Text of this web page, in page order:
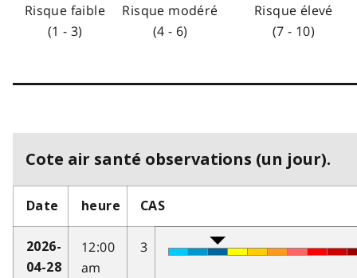
Risque faible
(1 - 3)
Risque modéré
(4 - 6)
Risque élevé
(7 - 10)
Cote air santé observations (un jour).
Date heure CAS
2026-
04-28
12:00
am
3